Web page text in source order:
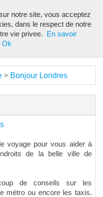
> Bonjour Londres
voyage pour vous aider à
de la belle ville de
de conseils sur les
métro ou encore les taxis.
notre site, vous acceptez
dans le respect de notre
vie privee.
En savoir
Ok